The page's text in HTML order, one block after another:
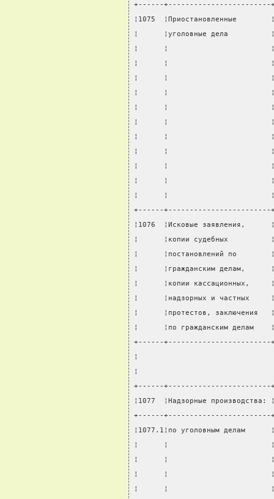
+------+------------------------
¦1075  ¦Приостановленные
¦      ¦уголовные дела
¦      ¦                        ¦
¦      ¦                        ¦
¦      ¦                        ¦
¦      ¦
¦      ¦                        ¦
¦      ¦                        ¦
¦      ¦                        ¦
¦      ¦                        ¦
¦      ¦                        ¦
¦      ¦                        ¦
¦      ¦                        ¦
+------+------------------------
¦1076  ¦Исковые
¦      ¦копии судебных
¦      ¦постановлений по
¦      ¦гражданским
¦      ¦копии
¦      ¦надзорных и
¦      ¦протестов,
¦      ¦по гражданским
+------+------------------------
¦
¦
+------+------------------------
¦1077  ¦Надзорные
+------+------------------------
¦1077.1¦по уголовным
¦      ¦                        ¦
¦      ¦
¦      ¦                        ¦
¦      ¦                        ¦